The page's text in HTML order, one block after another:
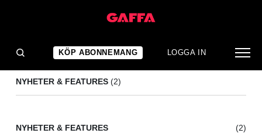
KÖP ABONNEMANG LOGGA IN
NYHETER & FEATURES (2)
NYHETER & FEATURES (2)